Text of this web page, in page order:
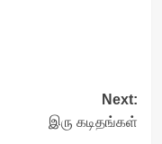
Next:
இரு கடிதங்கள்